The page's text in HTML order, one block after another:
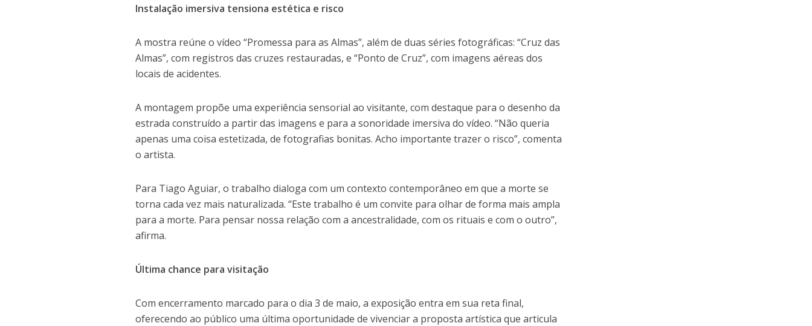
Instalação imersiva tensiona estética e risco
A mostra reúne o vídeo “Promessa para as Almas”, além de duas séries fotográficas: “Cruz das
Almas”, com registros das cruzes restauradas, e “Ponto de Cruz”, com imagens aéreas dos
locais de acidentes.
A montagem propõe uma experiência sensorial ao visitante, com destaque para o desenho da
estrada construído a partir das imagens e para a sonoridade imersiva do vídeo. “Não queria
apenas uma coisa estetizada, de fotografias bonitas. Acho importante trazer o risco”, comenta
o artista.
Para Tiago Aguiar, o trabalho dialoga com um contexto contemporâneo em que a morte se
torna cada vez mais naturalizada. “Este trabalho é um convite para olhar de forma mais ampla
para a morte. Para pensar nossa relação com a ancestralidade, com os rituais e com o outro”,
afirma.
Última chance para visitação
Com encerramento marcado para o dia 3 de maio, a exposição entra em sua reta final,
oferecendo ao público uma última oportunidade de vivenciar a proposta artística que articula